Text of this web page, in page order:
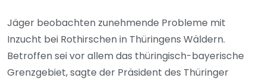
Jäger beobachten zunehmende Probleme mit
Inzucht bei Rothirschen in Thüringens Wäldern.
Betroffen sei vor allem das thüringisch-bayerische
Grenzgebiet, sagte der Präsident des Thüringer